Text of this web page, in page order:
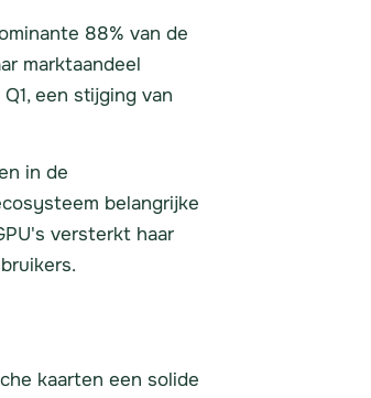
88% van de
marktaandeel
een stijging van
in de
belangrijke
versterkt haar
kaarten een solide